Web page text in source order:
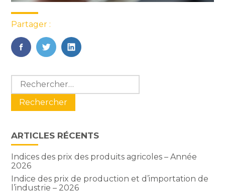
Partager :
FaceBook
TwitterLinkedIn
Blog
sidebar
Rechercher :
ARTICLES RÉCENTS
Indices des prix des produits agricoles – Année
2026
Indice des prix de production et d’importation de
l’industrie – 2026